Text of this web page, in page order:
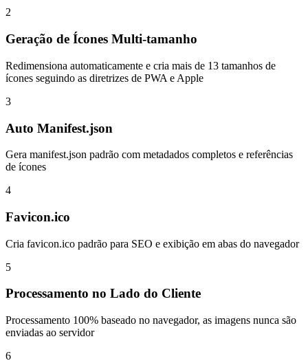
2
Geração de Ícones Multi-tamanho
Redimensiona automaticamente e cria mais de 13 tamanhos de
ícones seguindo as diretrizes de PWA e Apple
3
Auto Manifest.json
Gera manifest.json padrão com metadados completos e referências
de ícones
4
Favicon.ico
Cria favicon.ico padrão para SEO e exibição em abas do navegador
5
Processamento no Lado do Cliente
Processamento 100% baseado no navegador, as imagens nunca são
enviadas ao servidor
6